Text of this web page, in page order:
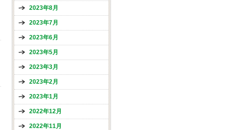
2023年8月
2023年7月
2023年6月
2023年5月
2023年3月
2023年2月
2023年1月
2022年12月
2022年11月